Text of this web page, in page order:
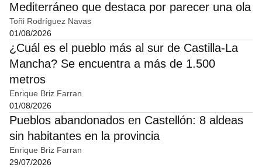
Mediterráneo que destaca por parecer una ola
Toñi Rodríguez Navas
01/08/2026
¿Cuál es el pueblo más al sur de Castilla-La
Mancha? Se encuentra a más de 1.500
metros
Enrique Briz Farran
01/08/2026
Pueblos abandonados en Castellón: 8 aldeas
sin habitantes en la provincia
Enrique Briz Farran
29/07/2026